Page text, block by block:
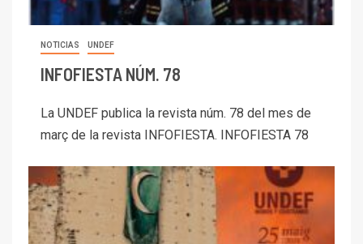
NOTICIAS UNDEF
INFOFIESTA NÚM. 78
La UNDEF publica la revista núm. 78 del mes de
març de la revista INFOFIESTA. INFOFIESTA 78